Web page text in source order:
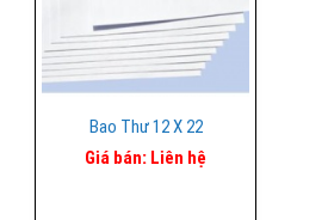
Bao Thư 12 X 22
Giá bán: Liên hệ